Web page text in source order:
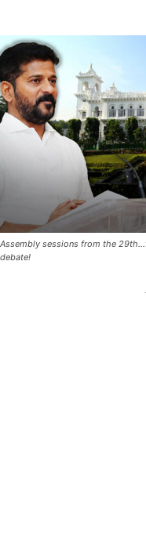
Assembly sessions from the
debate!